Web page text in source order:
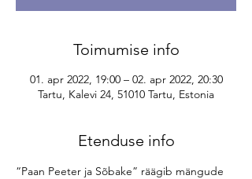
Toimumise info
01. apr 2022, 19:00 – 02. apr 2022, 20:30
Tartu, Kalevi 24, 51010 Tartu, Estonia
Etenduse info
“Paan Peeter ja Sõbake” räägib mängude